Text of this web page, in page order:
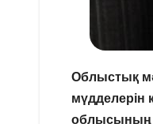
Облыстық
мүдделерін
облысының